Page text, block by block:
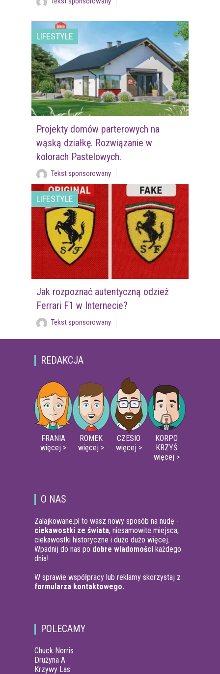
LIFESTYLE
Projekty domów parterowych na
wąską działkę. Rozwiązanie w
kolorach Pastelowych.
Tekst sponsorowany
LIFESTYLE
Jak rozpoznać autentyczną odzież
Ferrari F1 w Internecie?
Tekst sponsorowany
REDAKCJA
FRANIA
więcej >
ROMEK
więcej >
CZESIO
więcej >
KORPO
KRZYŚ
więcej >
O NAS
Zalajkowane.pl to wasz nowy sposób na nudę -
ciekawostki ze świata, niesamowite miejsca,
ciekawostki historyczne i dużo dużo więcej.
Wpadnij do nas po dobre wiadomości każdego
dnia!
W sprawie współpracy lub reklamy skorzystaj z
formularza kontaktowego.
POLECAMY
Chuck Norris
Drużyna A
Krzywy Las